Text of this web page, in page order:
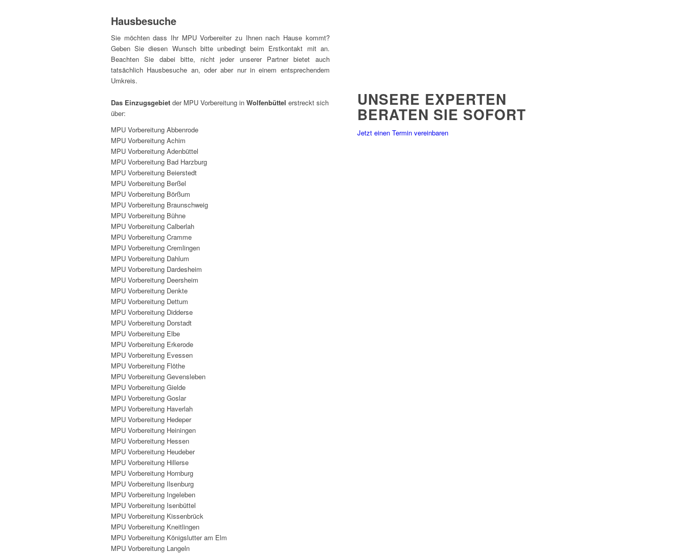
Hausbesuche
Sie möchten dass Ihr MPU Vorbereiter zu Ihnen nach Hause kommt?
Geben Sie diesen Wunsch bitte unbedingt beim Erstkontakt mit an.
Beachten Sie dabei bitte, nicht jeder unserer Partner bietet auch
tatsächlich Hausbesuche an, oder aber nur in einem entsprechendem
Umkreis.
Das Einzugsgebiet der MPU Vorbereitung in Wolfenbüttel erstreckt sich
über:
MPU Vorbereitung Abbenrode
MPU Vorbereitung Achim
MPU Vorbereitung Adenbüttel
MPU Vorbereitung Bad Harzburg
MPU Vorbereitung Beierstedt
MPU Vorbereitung Berßel
MPU Vorbereitung Börßum
MPU Vorbereitung Braunschweig
MPU Vorbereitung Bühne
MPU Vorbereitung Calberlah
MPU Vorbereitung Cramme
MPU Vorbereitung Cremlingen
MPU Vorbereitung Dahlum
MPU Vorbereitung Dardesheim
MPU Vorbereitung Deersheim
MPU Vorbereitung Denkte
MPU Vorbereitung Dettum
MPU Vorbereitung Didderse
MPU Vorbereitung Dorstadt
MPU Vorbereitung Elbe
MPU Vorbereitung Erkerode
MPU Vorbereitung Evessen
MPU Vorbereitung Flöthe
MPU Vorbereitung Gevensleben
MPU Vorbereitung Gielde
MPU Vorbereitung Goslar
MPU Vorbereitung Haverlah
MPU Vorbereitung Hedeper
MPU Vorbereitung Heiningen
MPU Vorbereitung Hessen
MPU Vorbereitung Heudeber
MPU Vorbereitung Hillerse
MPU Vorbereitung Hornburg
MPU Vorbereitung Ilsenburg
MPU Vorbereitung Ingeleben
MPU Vorbereitung Isenbüttel
MPU Vorbereitung Kissenbrück
MPU Vorbereitung Kneitlingen
MPU Vorbereitung Königslutter am Elm
MPU Vorbereitung Langeln
UNSERE EXPERTEN
BERATEN SIE SOFORT
Jetzt einen Termin vereinbaren